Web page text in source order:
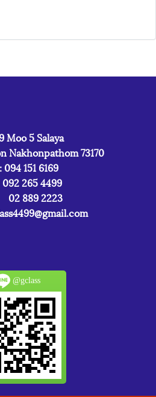
Moo 5 Salaya
Nakhonpathom 73170
094 151 6169
265 4499
889 2223
@gclass